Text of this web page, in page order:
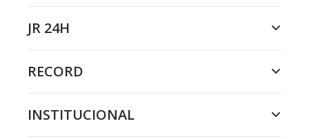
JR 24H
RECORD
INSTITUCIONAL